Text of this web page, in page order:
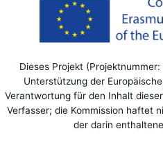
Dieses Projekt
Unterstützung der
Verantwortung für den Inhalt
Verfasser; die Kommission haftet
der darin